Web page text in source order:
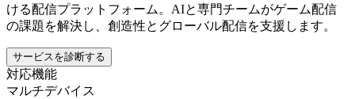
ける配信プラットフォーム。AIと専門チームがゲーム配信
の課題を解決し、創造性とグローバル配信を支援します。
サービスを診断する
対応機能
マルチデバイス